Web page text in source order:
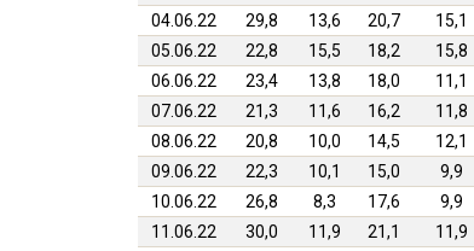
04.06.22
29,8 13,6 20,7 15,1
05.06.22
22,8 15,5 18,2 15,8
06.06.22
23,4 13,8 18,0 11,1
07.06.22
21,3 11,6 16,2 11,8
08.06.22
20,8 10,0 14,5 12,1
09.06.22
22,3 10,1 15,0 9,9
10.06.22
26,8 8,3 17,6 9,9
11.06.22
30,0 11,9 21,1 11,9